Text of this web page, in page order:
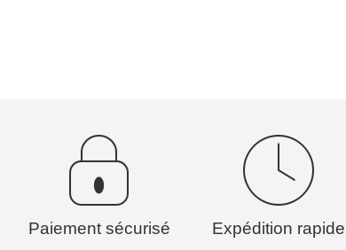
Paiement sécurisé Expédition rapide